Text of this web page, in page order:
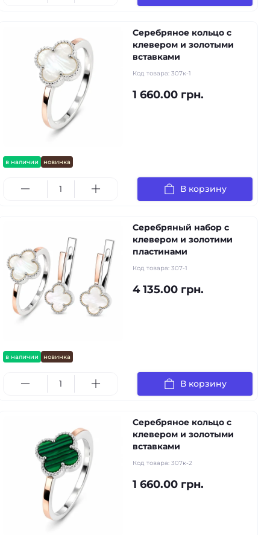
в наличии новинка
Серебряное кольцо с
клевером и золотыми
вставками
Код товара: 307к-1
1 660.00 грн.
В корзину
в наличии новинка
Серебряный набор с
клевером и золотими
пластинами
Код товара: 307-1
4 135.00 грн.
В корзину
Серебряное кольцо с
клевером и золотыми
вставками
Код товара: 307к-2
1 660.00 грн.